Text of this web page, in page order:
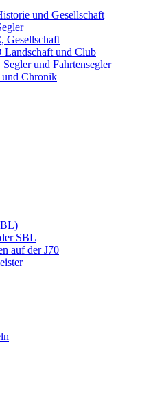
und Gesellschaft
Gesellschaft
Landschaft und Club
und Fahrtensegler
und Chronik
SBL
auf der J70